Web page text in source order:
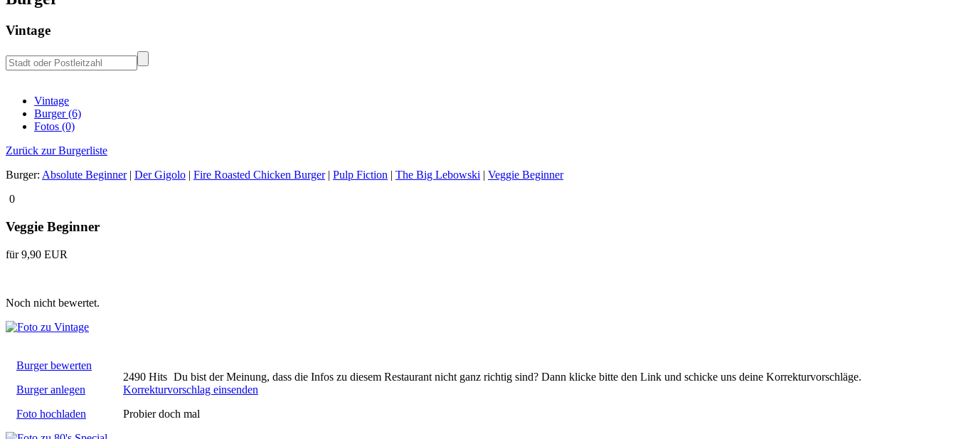
Vintage
Vintage
Burger (6)
Fotos (0)
Zurück zur Burgerliste
Burger: Absolute Beginner | Der Gigolo | Fire Roasted Chicken Burger | Pulp Fiction | The Big Lebowski | Veggie Beginner
0
Veggie Beginner
für 9,90 EUR
Noch nicht bewertet.
Burger bewerten
Burger anlegen
Foto hochladen
2490 Hits Du bist der Meinung, dass die Infos zu diesem Restaurant nicht ganz richtig sind? Dann klicke bitte den Link und schicke uns deine Korrekturvorschläge.
Korrekturvorschlag einsenden
Probier doch mal